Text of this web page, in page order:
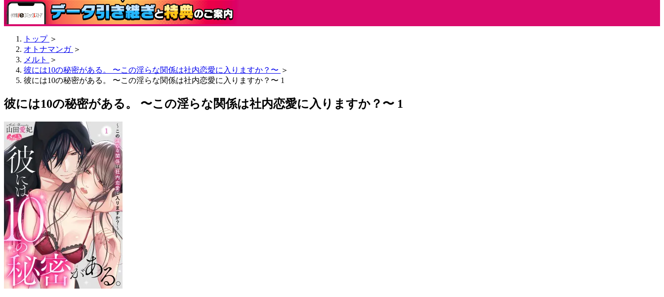
トップ ＞
オトナマンガ ＞
メルト
＞
彼には10の秘密がある。 〜この淫らな関係は社内恋愛に入りますか？〜 ＞
彼には10の秘密がある。 〜この淫らな関係は社内恋愛に入りますか？〜 1
彼には10の秘密がある。 〜この淫らな関係は社内恋愛に入りますか？〜 1